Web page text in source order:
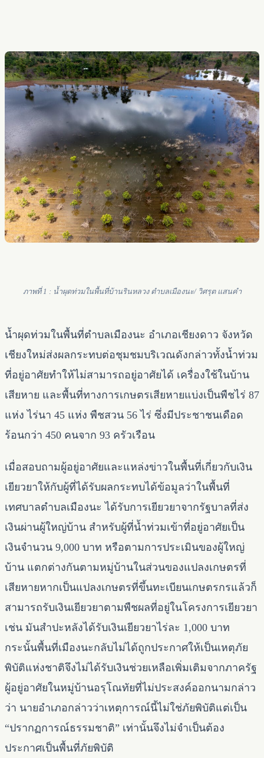
ภาพที่ 1 : น้ำผุดท่วมในพื้นที่บ้านรินหลวง ตำบลเมืองนะ/ วิศรุต แสนคำ
น้ำผุดท่วมในพื้นที่ตำบลเมืองนะ อำเภอเชียงดาว จังหวัด
เชียงใหม่ส่งผลกระทบต่อชุมชมบริเวณดังกล่าวทั้งน้ำท่วม
ที่อยู่อาศัยทำให้ไม่สามารถอยู่อาศัยได้ เครื่องใช้ในบ้าน
เสียหาย และพื้นที่ทางการเกษตรเสียหายแบ่งเป็นพืชไร่ 87
แห่ง ไร่นา 45 แห่ง พืชสวน 56 ไร่ ซึ่งมีประชาชนเดือด
ร้อนกว่า 450 คนจาก 93 ครัวเรือน
เมื่อสอบถามผู้อยู่อาศัยและแหล่งข่าวในพื้นที่เกี่ยวกับเงิน
เยียวยาให้กับผู้ที่ได้รับผลกระทบได้ข้อมูลว่าในพื้นที่
เทศบาลตำบลเมืองนะ ได้รับการเยียวยาจากรัฐบาลที่ส่ง
เงินผ่านผู้ใหญ่บ้าน สำหรับผู้ที่น้ำท่วมเข้าที่อยู่อาศัยเป็น
เงินจำนวน 9,000 บาท หรือตามการประเมินของผู้ใหญ่
บ้าน แตกต่างกันตามหมู่บ้านในส่วนของแปลงเกษตรที่
เสียหายหากเป็นแปลงเกษตรที่ขึ้นทะเบียนเกษตรกรแล้วก็
สามารถรับเงินเยียวยาตามพืชผลที่อยู่ในโครงการเยียวยา
เช่น มันสำปะหลังได้รับเงินเยียวยาไร่ละ 1,000 บาท
กระนั้นพื้นที่เมืองนะกลับไม่ได้ถูกประกาศให้เป็นเหตุภัย
พิบัติแห่งชาติจึงไม่ได้รับเงินช่วยเหลือเพิ่มเติมจากภาครัฐ
ผู้อยู่อาศัยในหมู่บ้านอรุโณทัยที่ไม่ประสงค์ออกนามกล่าว
ว่า นายอำเภอกล่าวว่าเหตุการณ์นี้ไม่ใช่ภัยพิบัติแต่เป็น
“ปรากฏการณ์ธรรมชาติ” เท่านั้นจึงไม่จำเป็นต้อง
ประกาศเป็นพื้นที่ภัยพิบัติ